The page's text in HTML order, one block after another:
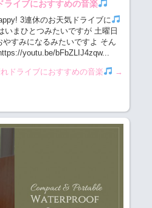
イブにおすすめの音楽
3連休のお天気ドライブに
いまひとつみたいですが 土曜日
すみになるみたいですよ そん
youtu.be/bFbZLIJ4zqw...
ドライブにおすすめの音楽 →